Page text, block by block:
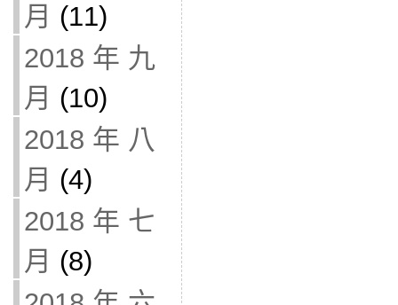
月 (11)
2018 年 九
月 (10)
2018 年 八
月 (4)
2018 年 七
月 (8)